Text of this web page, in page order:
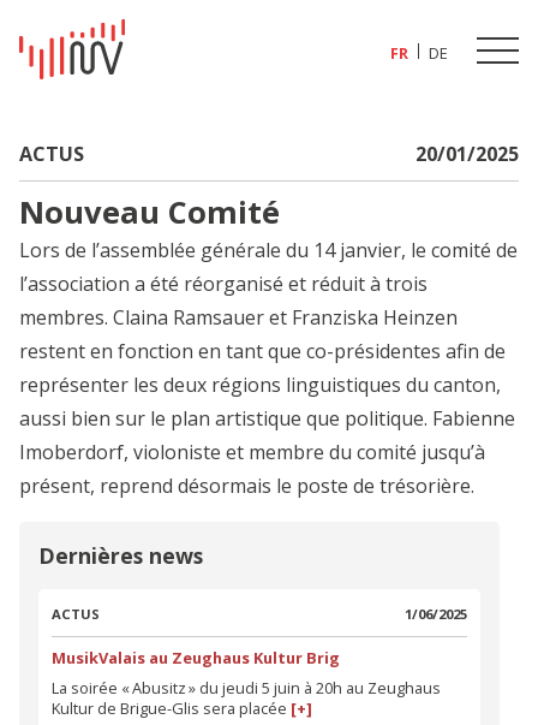
FR DE
ACTUS 20/01/2025
Nouveau Comité
Lors de l’assemblée générale du 14 janvier, le comité de
l’association a été réorganisé et réduit à trois
membres. Claina Ramsauer et Franziska Heinzen
restent en fonction en tant que co-présidentes afin de
représenter les deux régions linguistiques du canton,
aussi bien sur le plan artistique que politique. Fabienne
Imoberdorf, violoniste et membre du comité jusqu’à
présent, reprend désormais le poste de trésorière.
Dernières news
ACTUS 1/06/2025
MusikValais au Zeughaus Kultur Brig
La soirée « Abusitz » du jeudi 5 juin à 20h au Zeughaus
Kultur de Brigue-Glis sera placée [+]